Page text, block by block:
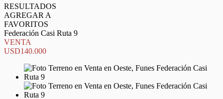
RESULTADOS
AGREGAR A
FAVORITOS
Federación Casi Ruta 9
VENTA
USD140.000